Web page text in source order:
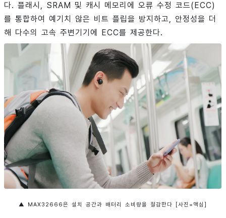
다. 플래시, SRAM 및 캐시 메모리에 오류 수정 코드(ECC)
를 통합하여 예기치 않은 비트 플립을 방지하고, 안정성을 더
해 다수의 고속 주변기기에 ECC를 제공한다.
▲ MAX32666은 설치 공간과 배터리 소비량을 절감한다 [사진=맥심]